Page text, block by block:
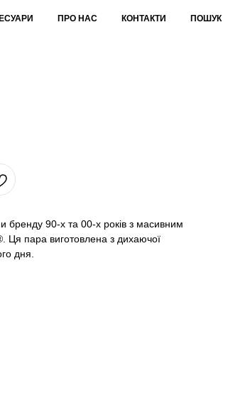
ПРО НАС КОНТАКТИ ПОШУК
бренду 90-х та 00-х років з масивним
Ця пара виготовлена з дихаючої
дня.